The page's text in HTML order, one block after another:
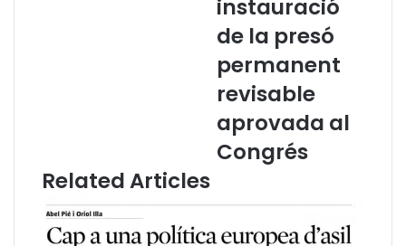
c
a
c
a
C
a
t
n
instauració
de la presó
permanent
revisable
aprovada al
Congrés
Related Articles